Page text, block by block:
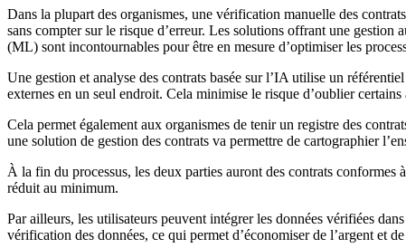
Dans la plupart des organismes, une vérification manuelle des
sans compter sur le risque d’erreur. Les solutions offrant une
(ML) sont incontournables pour être en mesure d’optimiser les
Une gestion et analyse des contrats basée sur l’IA utilise un
externes en un seul endroit. Cela minimise le risque d’oublier
Cela permet également aux organismes de tenir un registre des
une solution de gestion des contrats va permettre de cartographier
À la fin du processus, les deux parties auront des contrats
réduit au minimum.
Par ailleurs, les utilisateurs peuvent intégrer les données vérifiées
vérification des données, ce qui permet d’économiser de l’argent et